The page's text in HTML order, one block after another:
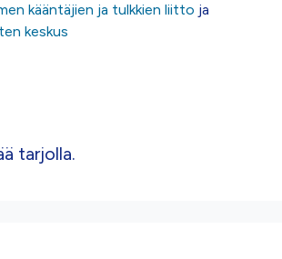
kääntäjien ja tulkkien liitto ja
keskus
tarjolla.